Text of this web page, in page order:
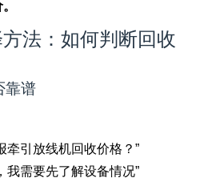
法：如何判断回收
靠谱
牵引放线机回收价格？”
我需要先了解设备情况”